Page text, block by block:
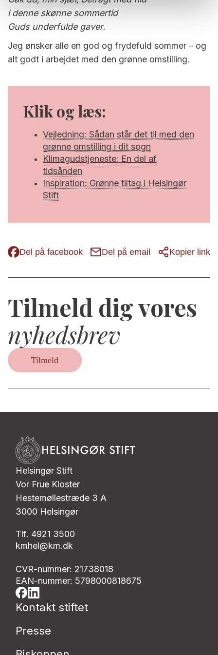
i denne skønne sommertid
Guds underfulde gaver.
Jeg ønsker alle en god og frydefuld sommer – og
alt godt i arbejdet med den grønne omstilling.
Klik og læs:
Vejledning: Sådan står det til med den
grønne omstilling i dit sogn
Klimagudstjeneste: En del af
tidsånden
Inspiration: Grønne tiltag i Helsingør
Stift
Del på facebook Del på email Kopier link
Tilmeld dig vores
nyhedsbrev
Tilmeld
Helsingør Stift
Vor Frue Kloster
Hestemøllestræde 3 A
3000 Helsingør
Tlf. 4921 3500
kmhel@km.dk
CVR-nummer: 21738018
EAN-nummer: 5798000818675
Kontakt stiftet
Presse